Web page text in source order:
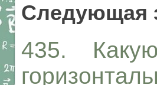
Следующая
435. Какую